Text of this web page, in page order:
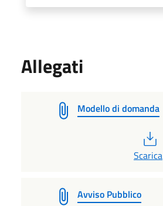
Allegati
Modello di domanda
Scarica
Avviso Pubblico